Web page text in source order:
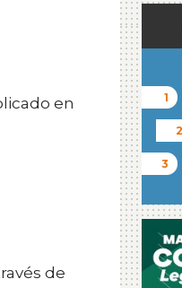
en
de